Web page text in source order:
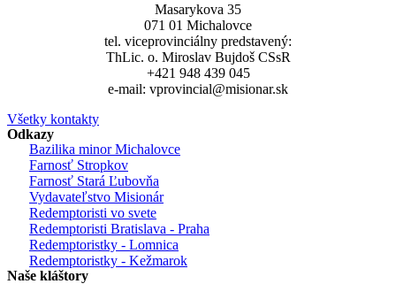
Masarykova 35
071 01 Michalovce
tel. viceprovinciálny predstavený:
ThLic. o. Miroslav Bujdoš CSsR
+421 948 439 045
e-mail: vprovincial@misionar.sk
Všetky kontakty
Odkazy
Bazilika minor Michalovce
Farnosť Stropkov
Farnosť Stará Ľubovňa
Vydavateľstvo Misionár
Redemptoristi vo svete
Redemptoristi Bratislava - Praha
Redemptoristky - Lomnica
Redemptoristky - Kežmarok
Naše kláštory